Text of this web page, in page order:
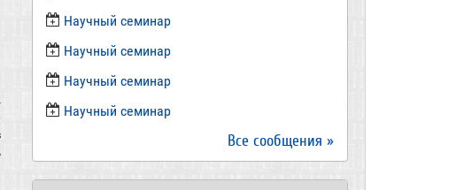
​Научный семинар
​Научный семинар
Научный семинар
​Научный семинар
Все сообщения »